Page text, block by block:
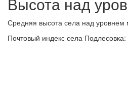
Средняя высота села над
Почтовый индекс села